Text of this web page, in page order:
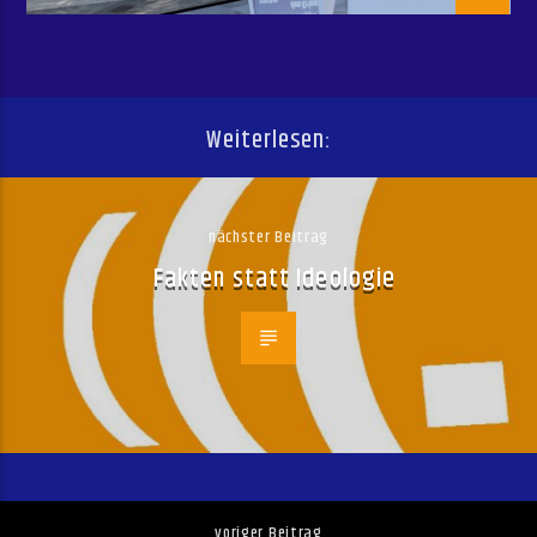
Weiterlesen:
nächster Beitrag
Fakten statt Ideologie